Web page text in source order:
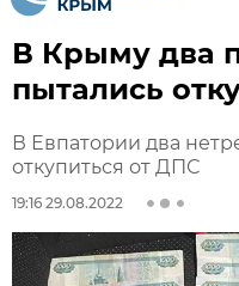
В Крыму два
пытались
В Евпатории два
откупиться от ДПС
19:16 29.08.2022